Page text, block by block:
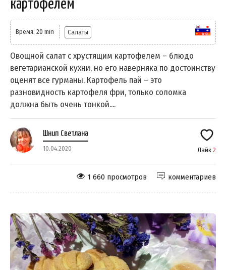
картофелем
Время: 20 min Салаты
Овощной салат с хрустящим картофелем – блюдо
вегетарианской кухни, но его наверняка по достоинству
оценят все гурманы. Картофель пай – это
разновидность картофеля фри, только соломка
должна быть очень тонкой....
Шнип Светлана
10.04.2020 Лайк 2
комментариев
1 660 просмотров